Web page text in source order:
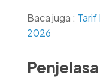
Baca juga : Tarif
2026